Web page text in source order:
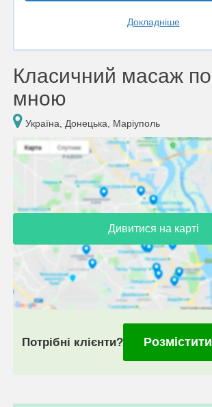
Докладніше
Класичний масаж
мною
Україна, Донецька, Маріуполь
Дивитися на карті
Потрібні клієнти?